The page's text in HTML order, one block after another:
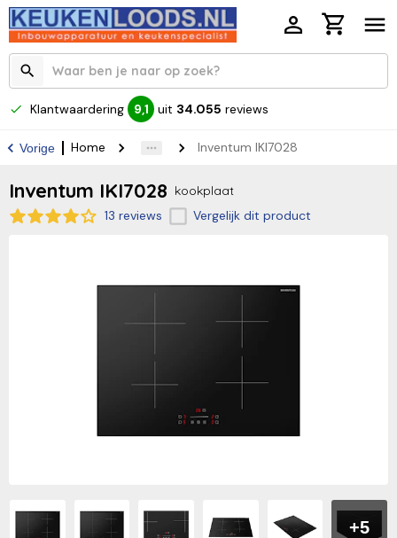
Klantwaardering 9,1 uit 34.055 reviews
Vorige Home Inventum IKI7028
Inventum IKI7028 kookplaat
13 reviews
Vergelijk dit product
+5